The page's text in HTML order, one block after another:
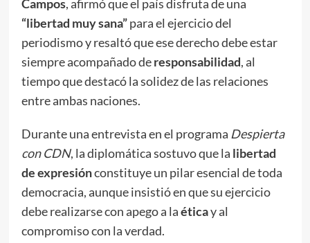
Campos, afirmó que el país disfruta de una
“libertad muy sana”para el ejercicio del
periodismo y resaltó que ese derecho debe estar
siempre acompañado deresponsabilidad, al
tiempo que destacó la solidez de las relaciones
entre ambas naciones.
Durante una entrevista en el programa Despierta
con CDN, la diplomática sostuvo que la libertad
de expresiónconstituye un pilar esencial de toda
democracia, aunque insistió en que su ejercicio
debe realizarse con apego a laéticay al
compromiso con la verdad.